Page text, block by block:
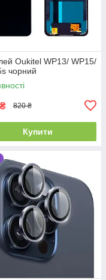
Oukitel WP13/ WP15/
чорний
₴ 820 ₴
Купити